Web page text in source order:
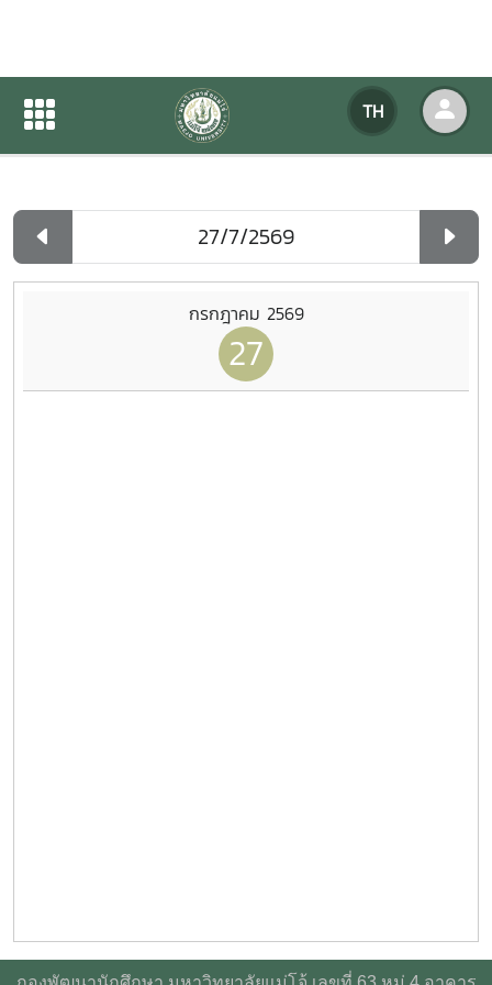
TH
ปฏิทินกิจกรรมของหน่วยงาน
ปฏิทินกิจกรรมของหน่วยงาน
กรกฎาคม 2569
27